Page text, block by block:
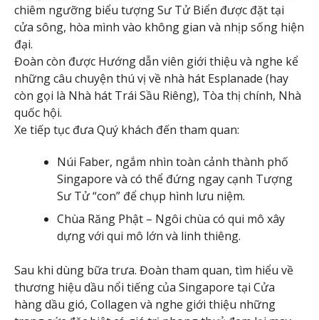
chiêm ngưỡng biểu tượng Sư Tử Biển được đặt tại
cửa sông, hòa mình vào không gian và nhịp sống hiện
đại.
Đoàn còn được Hướng dẫn viên giới thiệu và nghe kể
những câu chuyện thú vị về nhà hát Esplanade (hay
còn gọi là Nhà hát Trái Sầu Riêng), Tòa thị chính, Nhà
quốc hội.
Xe tiếp tục đưa Quý khách đến tham quan:
Núi Faber, ngắm nhìn toàn cảnh thành phố
Singapore và có thể đứng ngay cạnh Tượng
Sư Tử “con” để chụp hình lưu niệm.
Chùa Răng Phật – Ngôi chùa có qui mô xây
dựng với qui mô lớn và linh thiêng.
Sau khi dùng bữa trưa. Đoàn tham quan, tìm hiểu về
thương hiệu dầu nổi tiếng của Singapore tại Cửa
hàng dầu gió, Collagen và nghe giới thiệu những